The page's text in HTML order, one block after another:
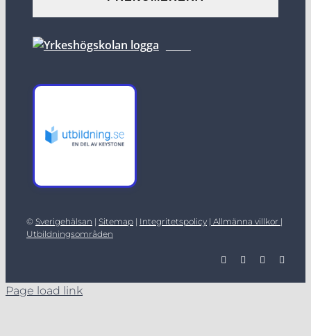
© Sverigehälsan | Sitemap| Integritetspolicy| Allmänna villkor |
Utbildningsområden
Page load link